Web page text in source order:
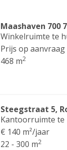
Maashaven 700
Winkelruimte te
Prijs op aanvraag
468 m2
Steegstraat 5,
Kantoorruimte
€ 140 m²/jaar
22 - 300 m2